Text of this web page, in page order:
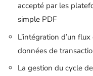
accepté par les
simple PDF
L’intégration d’un
données de
La gestion du cycle